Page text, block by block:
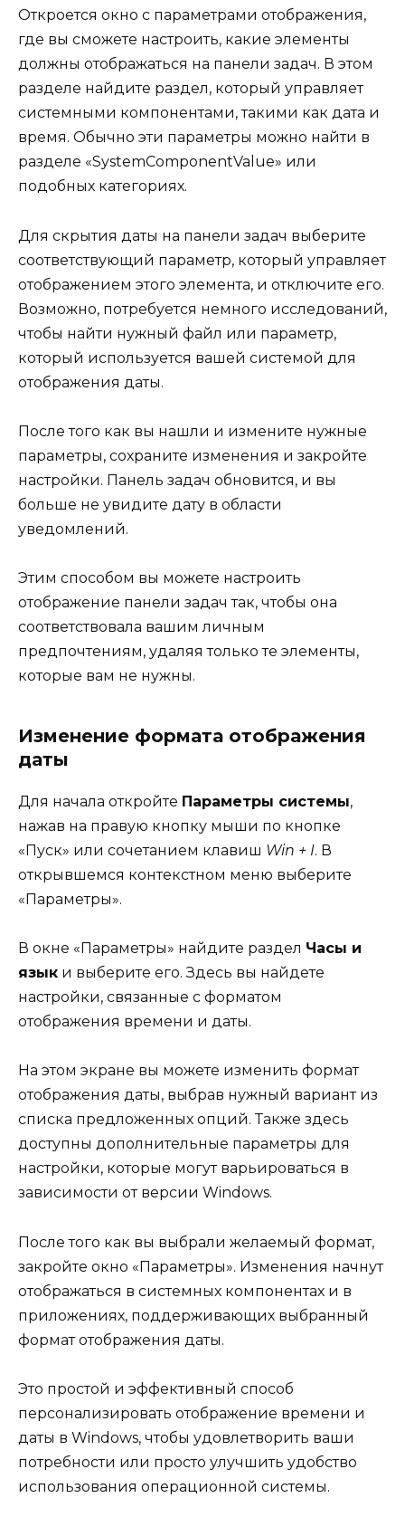
Откроется окно с параметрами отображения,
где вы сможете настроить, какие элементы
должны отображаться на панели задач. В этом
разделе найдите раздел, который управляет
системными компонентами, такими как дата и
время. Обычно эти параметры можно найти в
разделе «SystemComponentValue» или
подобных категориях.
Для скрытия даты на панели задач выберите
соответствующий параметр, который управляет
отображением этого элемента, и отключите его.
Возможно, потребуется немного исследований,
чтобы найти нужный файл или параметр,
который используется вашей системой для
отображения даты.
После того как вы нашли и измените нужные
параметры, сохраните изменения и закройте
настройки. Панель задач обновится, и вы
больше не увидите дату в области
уведомлений.
Этим способом вы можете настроить
отображение панели задач так, чтобы она
соответствовала вашим личным
предпочтениям, удаляя только те элементы,
которые вам не нужны.
Изменение формата отображения
даты
Для начала откройте Параметры системы,
нажав на правую кнопку мыши по кнопке
«Пуск» или сочетанием клавиш Win + I. В
открывшемся контекстном меню выберите
«Параметры».
В окне «Параметры» найдите раздел Часы и
язык и выберите его. Здесь вы найдете
настройки, связанные с форматом
отображения времени и даты.
На этом экране вы можете изменить формат
отображения даты, выбрав нужный вариант из
списка предложенных опций. Также здесь
доступны дополнительные параметры для
настройки, которые могут варьироваться в
зависимости от версии Windows.
После того как вы выбрали желаемый формат,
закройте окно «Параметры». Изменения начнут
отображаться в системных компонентах и в
приложениях, поддерживающих выбранный
формат отображения даты.
Это простой и эффективный способ
персонализировать отображение времени и
даты в Windows, чтобы удовлетворить ваши
потребности или просто улучшить удобство
использования операционной системы.